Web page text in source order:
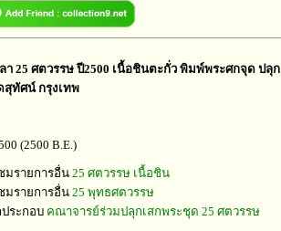
า 25 ศตวรรษ ปี2500 เนื้อชินตะกั่ว พิมพ์พระศกจุด ปลุก
สุทัศน์ กรุงเทพ
(2500 B.E.)
มรายการอื่น 25 ศตวรรษ เนื้อชิน
มรายการอื่น 25 พุทธศตวรรษ
ระกอบ คณาจารย์ร่วมปลุกเสกพระชุด 25 ศตวรรษ